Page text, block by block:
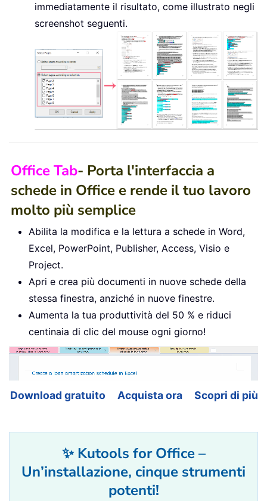
immediatamente il risultato, come illustrato negli
screenshot seguenti.
Office Tab- Porta l'interfaccia a
schede in Office e rende il tuo lavoro
molto più semplice
Abilita la modifica e la lettura a schede in Word,
Excel, PowerPoint, Publisher, Access, Visio e
Project.
Apri e crea più documenti in nuove schede della
stessa finestra, anziché in nuove finestre.
Aumenta la tua produttività del 50 % e riduci
centinaia di clic del mouse ogni giorno!
Download gratuito Acquista ora Scopri di più
✨ Kutools for Office –
Un’installazione, cinque strumenti
potenti!